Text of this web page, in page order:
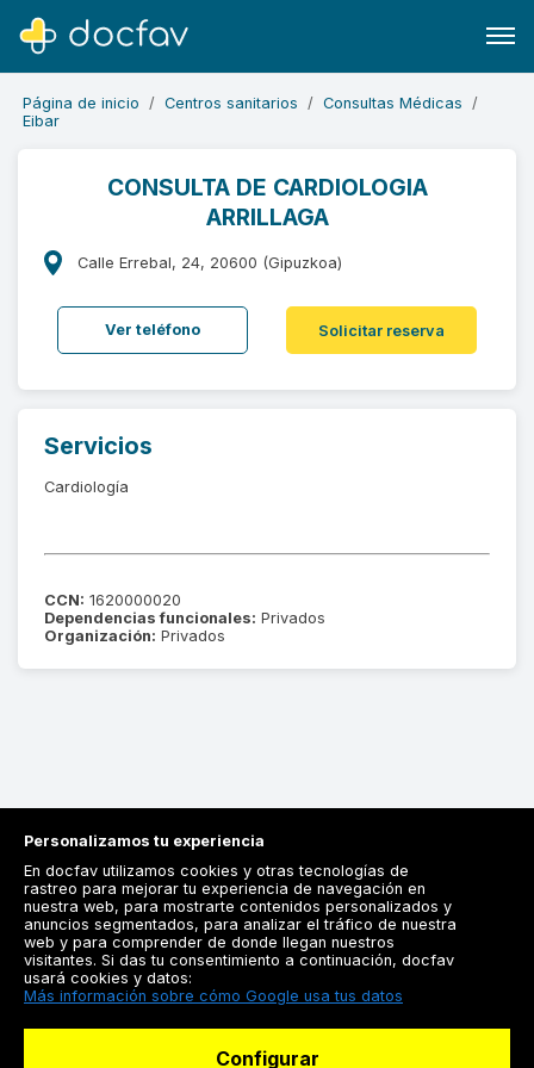
Buscar
Software para clínicas
Soporte
¿Eres un doctor?
Página de inicio Centros sanitarios
Consultas Médicas
Eibar
CONSULTA DE CARDIOLOGIA
ARRILLAGA
Calle Errebal, 24, 20600 (Gipuzkoa)
Ver teléfono Solicitar reserva
Servicios
Cardiología
CCN: 1620000020
Dependencias funcionales: Privados
Organización: Privados
Registrarse
Docfav
Personalizamos tu experiencia
En docfav utilizamos cookies y otras tecnologías de
rastreo para mejorar tu experiencia de navegación en
nuestra web, para mostrarte contenidos personalizados y
anuncios segmentados, para analizar el tráfico de nuestra
web y para comprender de donde llegan nuestros
visitantes. Si das tu consentimiento a continuación, docfav
usará cookies y datos:
Más información sobre cómo Google usa tus datos
Configurar